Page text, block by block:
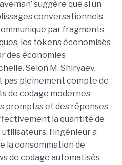
suggère que si un
conversationnels
par fragments
les tokens économisés
des économies
Selon M. Shiryaev,
pleinement compte de
de codage modernes
promptss et des réponses
la quantité de
l’ingénieur a
la consommation de
de codage automatisés